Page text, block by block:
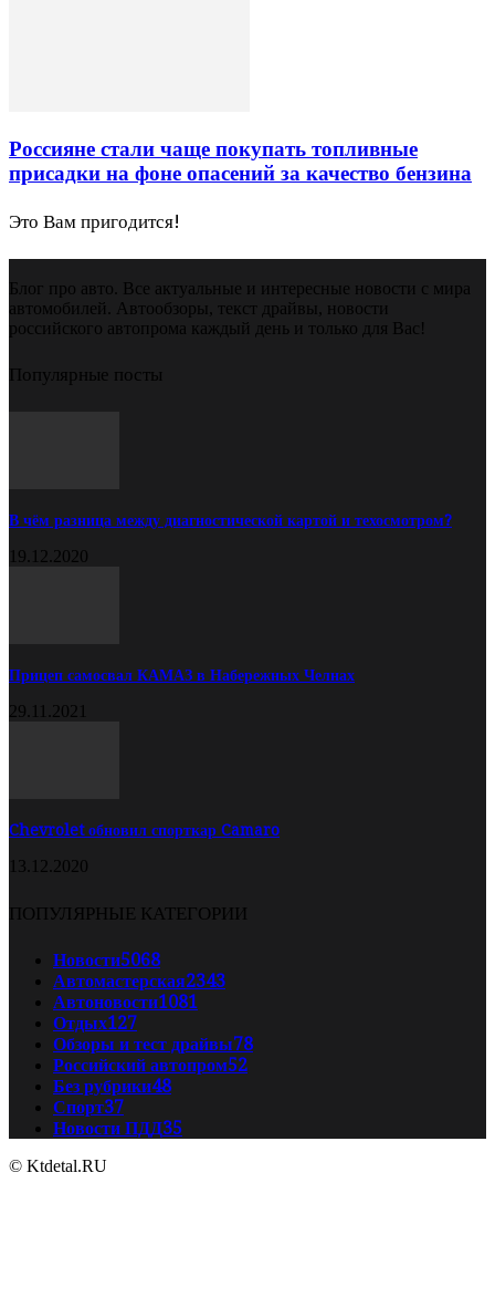
Россияне стали чаще покупать топливные
присадки на фоне опасений за качество бензина
Это Вам пригодится!
Блог про авто. Все актуальные и интересные новости с мира
автомобилей. Автообзоры, текст драйвы, новости
российского автопрома каждый день и только для Вас!
Популярные посты
В чём разница между диагностической картой и техосмотром?
19.12.2020
Прицеп самосвал КАМАЗ в Набережных Челнах
29.11.2021
Chevrolet обновил спорткар Camaro
13.12.2020
ПОПУЛЯРНЫЕ КАТЕГОРИИ
Новости5068
Автомастерская2343
Автоновости1081
Отдых127
Обзоры и тест драйвы78
Российский автопром52
Без рубрики48
Спорт37
Новости ПДД35
© Ktdetal.RU